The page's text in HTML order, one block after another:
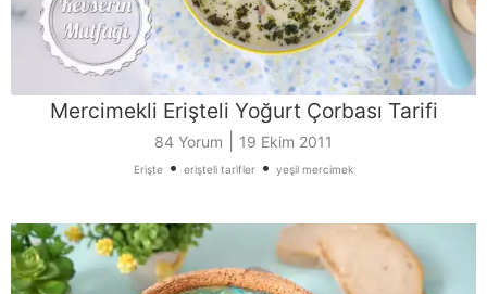
Mercimekli Erişteli Yoğurt Çorbası Tarifi
84 Yorum 19 Ekim 2011
Erişte • erişteli tarifler • yeşil mercimek